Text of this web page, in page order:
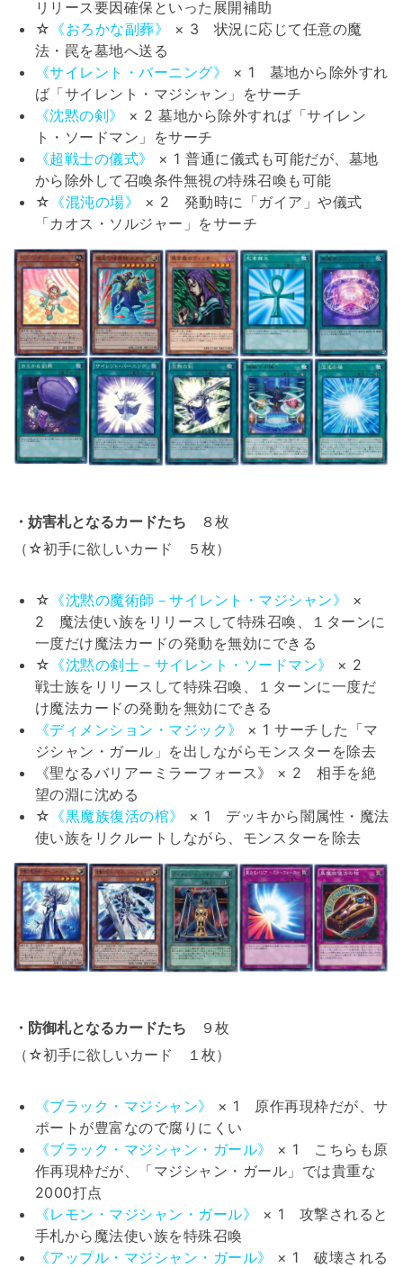
リリース要因確保といった展開補助
☆ 《おろかな副葬》
× 3 状況に応じて任意の魔
法・罠を墓地へ送る
《サイレント・バーニング》
× 1 墓地から除外すれ
ば「サイレント・マジシャン」をサーチ
《沈黙の剣》
× 2 墓地から除外すれば「サイレン
ト・ソードマン」をサーチ
《超戦士の儀式》
× 1 普通に儀式も可能だが、墓地
から除外して召喚条件無視の特殊召喚も可能
☆ 《混沌の場》
× 2 発動時に「ガイア」や儀式
「カオス・ソルジャー」をサーチ
・妨害札となるカードたち ８枚
（☆初手に欲しいカード ５枚）
☆ 《沈黙の魔術師－サイレント・マジシャン》
×
2 魔法使い族をリリースして特殊召喚、１ターンに
一度だけ魔法カードの発動を無効にできる
☆ 《沈黙の剣士－サイレント・ソードマン》
× 2
戦士族をリリースして特殊召喚、１ターンに一度だ
け魔法カードの発動を無効にできる
《ディメンション・マジック》
× 1 サーチした「マ
ジシャン・ガール」を出しながらモンスターを除去
《聖なるバリアーミラーフォース》 × 2 相手を絶
望の淵に沈める
☆ 《黒魔族復活の棺》
× 1 デッキから闇属性・魔法
使い族をリクルートしながら、モンスターを除去
・防御札となるカードたち ９枚
（☆初手に欲しいカード １枚）
《ブラック・マジシャン》
× 1 原作再現枠だが、サ
ポートが豊富なので腐りにくい
《ブラック・マジシャン・ガール》
× 1 こちらも原
作再現枠だが、「マジシャン・ガール」では貴重な
2000打点
《レモン・マジシャン・ガール》
× 1 攻撃されると
手札から魔法使い族を特殊召喚
《アップル・マジシャン・ガール》
× 1 破壊される